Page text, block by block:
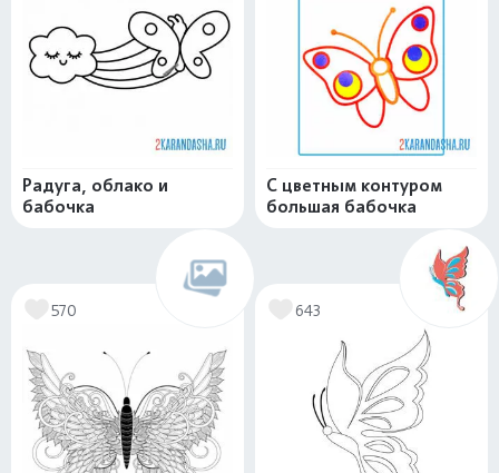
Радуга, облако и
бабочка
С цветным контуром
большая бабочка
570 643